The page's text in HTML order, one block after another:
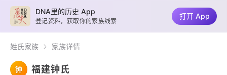
姓氏家族 家族详情
钟 福建钟氏
DNA里的历史 App
登记资料，获取你的家族线索
打开 App